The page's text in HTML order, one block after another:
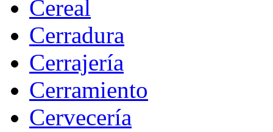
Cereal
Cerradura
Cerrajería
Cerramiento
Cervecería